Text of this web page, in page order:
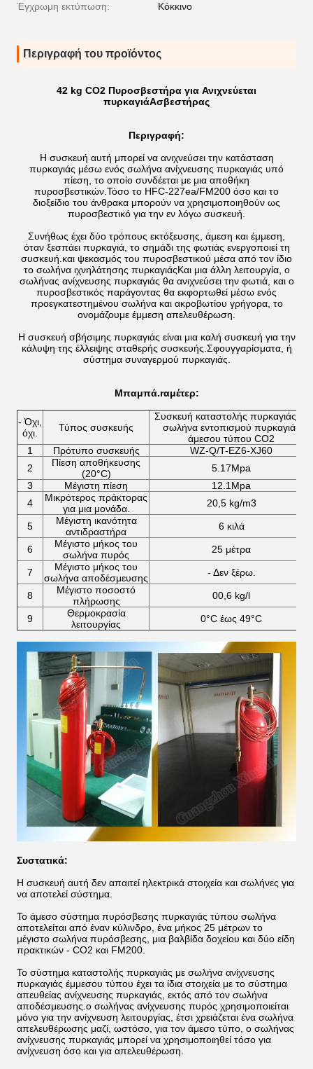
Έγχρωμη εκτύπωση: Κόκκινο
Περιγραφή του προϊόντος
42 kg CO2 Πυροσβεστήρα για Ανιχνεύεται
πυρκαγιάΑσβεστήρας
Περιγραφή:
Η συσκευή αυτή μπορεί να ανιχνεύσει την κατάσταση
πυρκαγιάς μέσω ενός σωλήνα ανίχνευσης πυρκαγιάς υπό
πίεση, το οποίο συνδέεται με μια αποθήκη
πυροσβεστικών.Τόσο το HFC-227ea/FM200 όσο και το
διοξείδιο του άνθρακα μπορούν να χρησιμοποιηθούν ως
πυροσβεστικό για την εν λόγω συσκευή.
Συνήθως έχει δύο τρόπους εκτόξευσης, άμεση και έμμεση,
όταν ξεσπάει πυρκαγιά, το σημάδι της φωτιάς ενεργοποιεί τη
συσκευή.και ψεκασμός του πυροσβεστικού μέσα από τον ίδιο
το σωλήνα ιχνηλάτησης πυρκαγιάςΚαι μια άλλη λειτουργία, ο
σωλήνας ανίχνευσης πυρκαγιάς θα ανιχνεύσει την φωτιά, και ο
πυροσβεστικός παράγοντας θα εκφορτωθεί μέσω ενός
προεγκατεστημένου σωλήνα και ακροβωτίου γρήγορα, το
ονομάζουμε έμμεση απελευθέρωση.
Η συσκευή σβήσιμης πυρκαγιάς είναι μια καλή συσκευή για την
κάλυψη της έλλειψης σταθερής συσκευής.Σφουγγαρίσματα, ή
σύστημα συναγερμού πυρκαγιάς.
Μπαμπά.rαμέτερ:
- Όχι,
όχι.
Τύπος συσκευής
Συσκευή καταστολής πυρκαγιάς με
σωλήνα εντοπισμού πυρκαγιάς
άμεσου τύπου CO2
1
Πρότυπο συσκευής
WZ-Q/T-EZ6-XJ60
2
Πίεση αποθήκευσης
(20°C)
5.17Mpa
3
Μέγιστη πίεση
12.1Mpa
4
Μικρότερος πράκτορας
για μια μονάδα.
20,5 kg/m3
5
Μέγιστη ικανότητα
αντιδραστήρα
6 κιλά
6
Μέγιστο μήκος του
σωλήνα πυρός
25 μέτρα
7
Μέγιστο μήκος του
σωλήνα αποδέσμευσης
- Δεν ξέρω.
8
Μέγιστο ποσοστό
πλήρωσης
00,6 kg/l
9
Θερμοκρασία
λειτουργίας
0°C έως 49°C
Συστατικά:
Η συσκευή αυτή δεν απαιτεί ηλεκτρικά στοιχεία και σωλήνες για
να αποτελεί σύστημα.
Το άμεσο σύστημα πυρόσβεσης πυρκαγιάς τύπου σωλήνα
αποτελείται από έναν κύλινδρο, ένα μήκος 25 μέτρων το
μέγιστο σωλήνα πυρόσβεσης, μια βαλβίδα δοχείου και δύο είδη
πρακτικών - CO2 και FM200.
Το σύστημα καταστολής πυρκαγιάς με σωλήνα ανίχνευσης
πυρκαγιάς έμμεσου τύπου έχει τα ίδια στοιχεία με το σύστημα
απευθείας ανίχνευσης πυρκαγιάς, εκτός από τον σωλήνα
αποδέσμευσης.ο σωλήνας ανίχνευσης πυρός χρησιμοποιείται
μόνο για την ανίχνευση λειτουργίας, έτσι χρειάζεται ένα σωλήνα
απελευθέρωσης μαζί, ωστόσο, για τον άμεσο τύπο, ο σωλήνας
ανίχνευσης πυρκαγιάς μπορεί να χρησιμοποιηθεί τόσο για
ανίχνευση όσο και για απελευθέρωση.